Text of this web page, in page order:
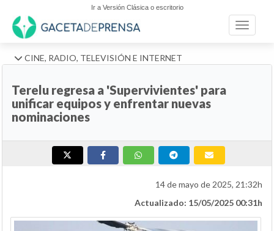
Ir a Versión Clásica o escritorio
Toggle
CINE, RADIO, TELEVISIÓN E INTERNET
Terelu regresa a 'Supervivientes' para
unificar equipos y enfrentar nuevas
nominaciones
14 de mayo de 2025, 21:32h
Actualizado: 15/05/2025 00:31h